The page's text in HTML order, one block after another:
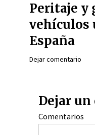
Peritaje y
vehículos
España
Dejar comentario
Dejar
Comentarios